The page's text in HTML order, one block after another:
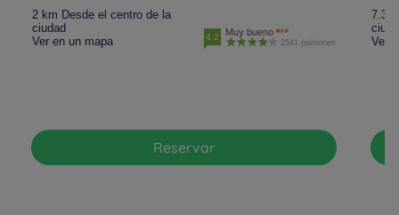
2 km Desde el centro de la
ciudad
Ver en un mapa
4.2 Muy bueno
2541 opiniones
Reservar
7.3
Ver